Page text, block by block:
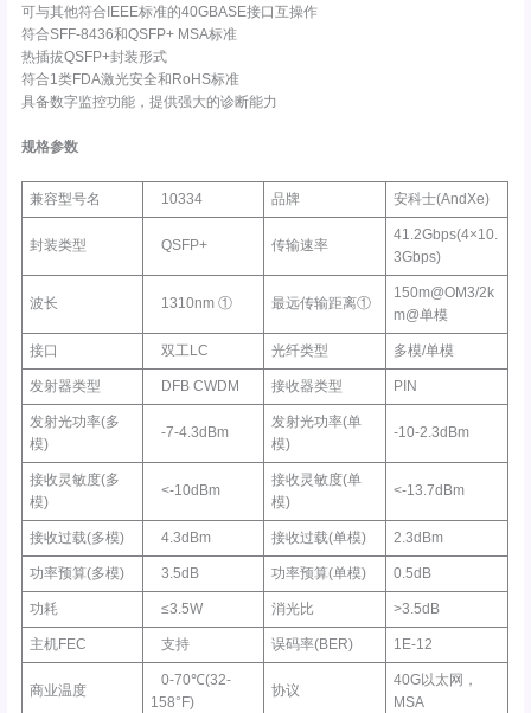
可与其他符合IEEE标准的40GBASE接口互操作
符合SFF-8436和QSFP+ MSA标准
热插拔QSFP+封装形式
符合1类FDA激光安全和RoHS标准
具备数字监控功能，提供强大的诊断能力
规格参数
兼容型号名 10334 品牌 安科士(AndXe)
封装类型 QSFP+ 传输速率
41.2Gbps(4×10.
3Gbps)
波长 1310nm ① 最远传输距离①
150m@OM3/2k
m@单模
接口 双工LC 光纤类型 多模/单模
发射器类型 DFB CWDM 接收器类型 PIN
发射光功率(多
模)
-7-4.3dBm
发射光功率(单
模)
-10-2.3dBm
接收灵敏度(多
模)
<-10dBm
接收灵敏度(单
模)
<-13.7dBm
接收过载(多模) 4.3dBm 接收过载(单模) 2.3dBm
功率预算(多模) 3.5dB 功率预算(单模) 0.5dB
功耗 ≤3.5W 消光比 >3.5dB
主机FEC 支持 误码率(BER) 1E-12
商业温度
0-70℃(32-
158°F)
协议
40G以太网，
MSA